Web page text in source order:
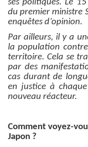
ses politiques. Le
du premier ministre
enquêtes d’opinion.
Par ailleurs, il y a
la population
territoire. Cela se
par des
cas durant de
en justice à
nouveau réacteur.
Comment voyez-
Japon ?